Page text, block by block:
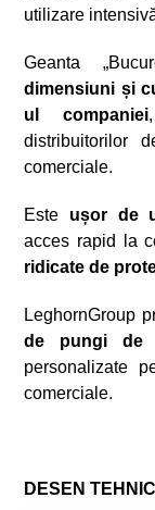
utilizare
Geanta
dimensiuni și
ul companiei
distribuitorilor
comerciale.
Este ușor de
acces rapid la
ridicate de
LeghornGroup
de pungi de
personalizate
comerciale.
DESEN TEHNIC